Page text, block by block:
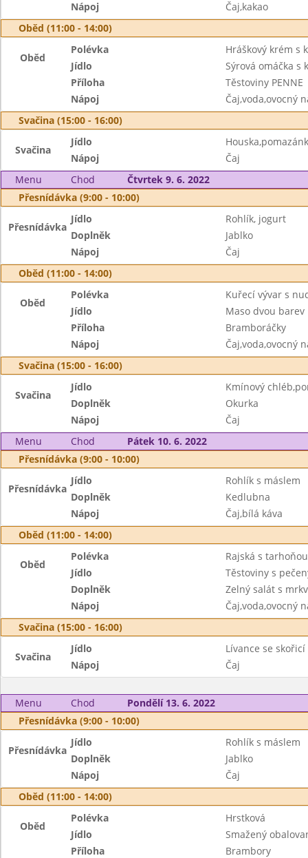
Nápoj
Čaj,kakao
Oběd (11:00 - 14:00)
Oběd
Polévka
Hráškový krém s
Jídlo
Sýrová omáčka s
Příloha
Těstoviny PENNE
Nápoj
Čaj,voda,ovocný
Svačina (15:00 - 16:00)
Svačina
Jídlo
Nápoj
Čaj
Menu
Chod
Čtvrtek 9. 6. 2022
Přesnídávka (9:00 - 10:00)
Přesnídávka
Jídlo
Rohlík, jogurt
Doplněk
Jablko
Nápoj
Čaj
Oběd (11:00 - 14:00)
Oběd
Polévka
Kuřecí vývar s
Jídlo
Maso dvou barev
Příloha
Bramboráčky
Nápoj
Čaj,voda,ovocný
Svačina (15:00 - 16:00)
Svačina
Jídlo
Kmínový
Doplněk
Okurka
Nápoj
Čaj
Menu
Chod
Pátek 10. 6. 2022
Přesnídávka (9:00 - 10:00)
Přesnídávka
Jídlo
Rohlík s máslem
Doplněk
Kedlubna
Nápoj
Čaj,bílá káva
Oběd (11:00 - 14:00)
Oběd
Polévka
Rajská s tarhoňou
Jídlo
Těstoviny s
Doplněk
Zelný salát s
Nápoj
Čaj,voda,ovocný
Svačina (15:00 - 16:00)
Svačina
Jídlo
Lívance se skořicí
Nápoj
Čaj
Menu Chod
Pondělí 13. 6. 2022
Přesnídávka (9:00 - 10:00)
Přesnídávka
Jídlo
Rohlík s máslem
Doplněk
Jablko
Nápoj
Čaj
Oběd (11:00 - 14:00)
Oběd
Polévka
Hrstková
Jídlo
Smažený
Příloha
Brambory